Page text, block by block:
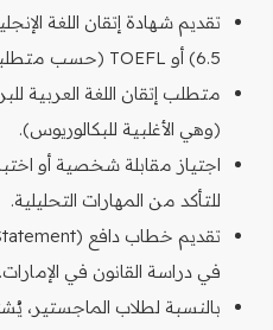
6.5) أو TOEFL (حسب متطلبات الجامعة).
متطلب إتقان اللغة العربية
(وهي الأغلبية للبكالوريوس).
اجتياز مقابلة شخصية أو
للتأكد من المهارات التحليلية.
في دراسة القانون في الإمارات.
بالنسبة لطلاب الماجستير،